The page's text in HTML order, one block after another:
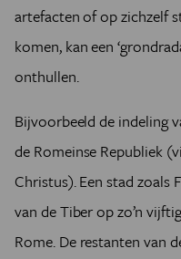
artefacten of op zichzelf
komen, kan een
onthullen.
Bijvoorbeeld de indeling
de Romeinse Republiek
Christus). Een stad zoals
van de Tiber op zo’n
Rome. De restanten van